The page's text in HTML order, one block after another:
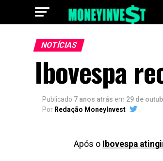
NOTÍCIAS
Ibovespa
Publicado 7 anos atrás em 29 de
Por Redação MoneyInvest
Após o Ibovespa